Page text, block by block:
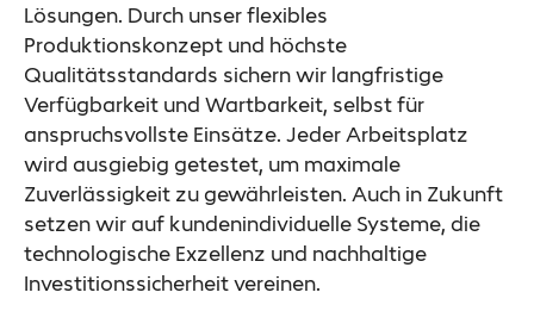
Lösungen. Durch unser flexibles
Produktionskonzept und höchste
Qualitätsstandards sichern wir langfristige
Verfügbarkeit und Wartbarkeit, selbst für
anspruchsvollste Einsätze. Jeder Arbeitsplatz
wird ausgiebig getestet, um maximale
Zuverlässigkeit zu gewährleisten. Auch in Zukunft
setzen wir auf kundenindividuelle Systeme, die
technologische Exzellenz und nachhaltige
Investitionssicherheit vereinen.